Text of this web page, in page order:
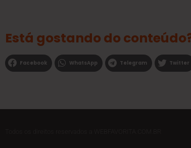
Está gostando do
Facebook WhatsApp Telegram Twitter